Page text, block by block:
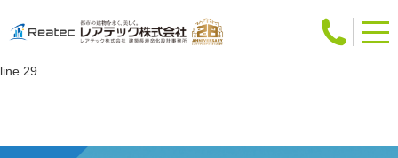
Warning: Attempt to read property "slug" on int in
/home/users/web12/0/5/0241250/www.reatec.co.jp/works/detail.php
line 29